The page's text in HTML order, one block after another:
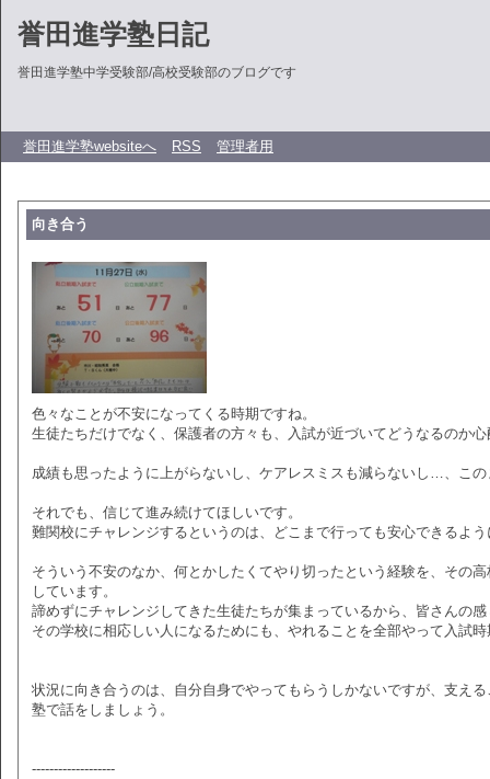
誉田進学塾日記
誉田進学塾中学受験部/高校受験部のブログです
誉田進学塾websiteへ RSS 管理者用
向き合う
色々なことが不安になってくる時期ですね。
生徒たちだけでなく、保護者の方々も、入試が近づいてどうなるのか
成績も思ったように上がらないし、ケアレスミスも減らないし…、こ
それでも、信じて進み続けてほしいです。
難関校にチャレンジするというのは、どこまで行っても安心できるよ
そういう不安のなか、何とかしたくてやり切ったという経験を、その
しています。
諦めずにチャレンジしてきた生徒たちが集まっているから、皆さんの
その学校に相応しい人になるためにも、やれることを全部やって入試
状況に向き合うのは、自分自身でやってもらうしかないですが、支え
塾で話をしましょう。
-------------------